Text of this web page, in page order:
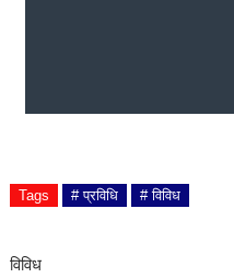
Tags # प्रविधि # विविध
विविध